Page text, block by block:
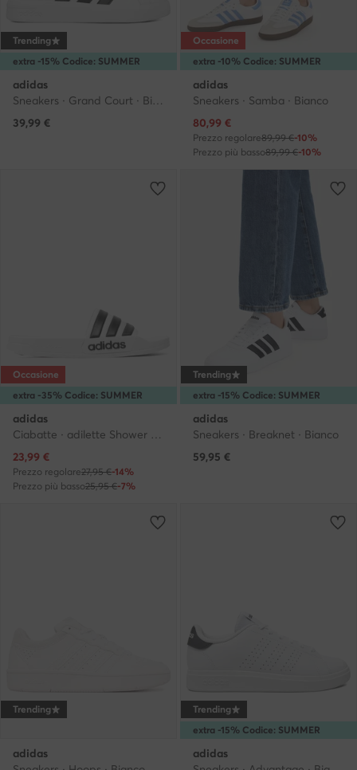
extra -15% Codice: SUMMER
Trending
adidas
Sneakers · Grand Court · Bianco
39,99 €
extra -10% Codice: SUMMER
Occasione
adidas
Sneakers · Samba · Bianco
Prezzo attuale
80,99 €
Prezzo regolare89,99 €-10%
Prezzo più basso89,99 €-10%
extra -35% Codice: SUMMER
Occasione
adidas
Ciabatte · adilette Shower GZ5921 · Bianco
Prezzo attuale
23,99 €
Prezzo regolare27,95 €-14%
Prezzo più basso25,95 €-7%
extra -15% Codice: SUMMER
Trending
adidas
Sneakers · Breaknet · Bianco
59,95 €
Trending
adidas
extra -15% Codice: SUMMER
Trending
adidas